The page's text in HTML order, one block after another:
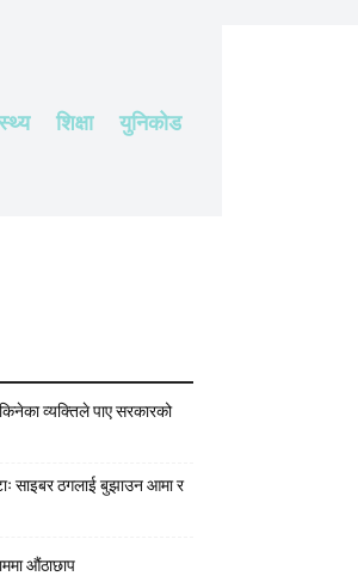
शिक्षा युनिकोड
व्यक्तिले पाए सरकारको
साइबर ठगलाई बुझाउन आमा र
औंठाछाप